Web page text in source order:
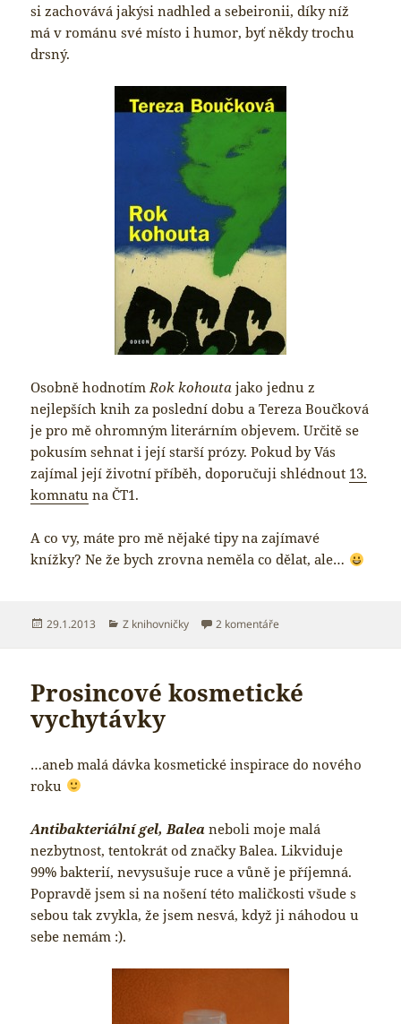
si zachovává jakýsi nadhled a sebeironii, díky níž
má v románu své místo i humor, byť někdy trochu
drsný.
Osobně hodnotímRok kohoutajako jednu z
nejlepších knih za poslední dobu a Tereza Boučková
je pro mě ohromným literárním objevem. Určitě se
pokusím sehnat i její starší prózy. Pokud by Vás
zajímal její životní příběh, doporučuji shlédnout 13.
komnatu na ČT1.
A co vy, máte pro mě nějaké tipy na zajímavé
knížky? Ne že bych zrovna neměla co dělat, ale…
Publikováno:
29.1.2013 Rubriky:
Z knihovničky 2 komentářeu textu s názvem Knižní
Prosincové kosmetické
vychytávky
…aneb malá dávka kosmetické inspirace do nového
roku
Antibakteriální gel, Baleaneboli moje malá
nezbytnost, tentokrát od značky Balea. Likviduje
99% bakterií, nevysušuje ruce a vůně je příjemná.
Popravdě jsem si na nošení této maličkosti všude s
sebou tak zvykla, že jsem nesvá, když ji náhodou u
sebe nemám :).